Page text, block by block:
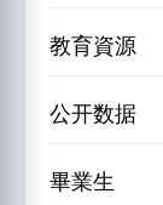
教育資源
公开数据
畢業生